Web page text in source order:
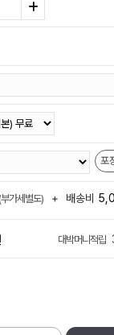
포
(부가세별도) + 배송비
대박머니적립